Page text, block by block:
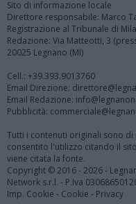
Sito di informazione locale
Direttore responsabile: Marco
Registrazione al Tribunale di
Redazione: Via Matteotti, 3
20025 Legnano (MI)
Cell.: +39.393.9013760
Email Direzione:
Email Redazione:
Pubblicità:
Tutti i contenuti originali sono
consentito l'utilizzo citando il
viene citata la fonte.
Copyright © 2016 - 2026 -
Network s.r.l. - P.Iva
Imp. Cookie - Cookie - Privacy